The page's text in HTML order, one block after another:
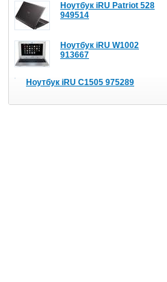
Ноутбук iRU Patriot 528
949514
Ноутбук iRU W1002
913667
Ноутбук iRU C1505 975289